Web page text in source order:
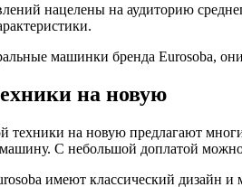
нацелены на аудиторию
машинки бренда Eurosoba,
на новую
техники на новую предлагают
машину. С небольшой доплатой
имеют классический дизайн и